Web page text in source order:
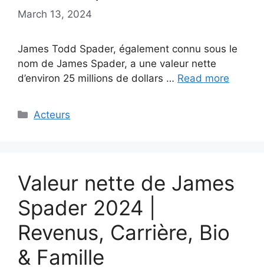
March 13, 2024
James Todd Spader, également connu sous le
nom de James Spader, a une valeur nette
d’environ 25 millions de dollars … Read more
Categories
Acteurs
Valeur nette de James
Spader 2024 |
Revenus, Carrière, Bio
& Famille